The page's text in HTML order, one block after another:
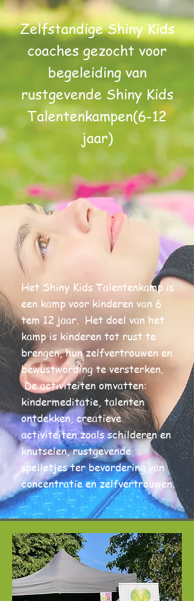
Zelfstandige Shiny Kids
coaches gezocht voor
begeleiding van
rustgevende Shiny Kids
Talentenkampen(6-12
jaar)
Het Shiny Kids Talentenkamp is
een kamp voor kinderen van 6
tem 12 jaar. Het doel van het
kamp is kinderen tot rust te
brengen, hun zelfvertrouwen en
bewustwording te versterken.
De activiteiten omvatten:
kindermeditatie, talenten
ontdekken, creatieve
activiteiten zoals schilderen en
knutselen, rustgevende
spelletjes ter bevordering van
concentratie en zelfvertrouwen.